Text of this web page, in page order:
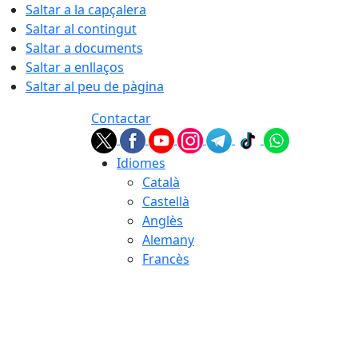
Saltar a la capçalera
Saltar al contingut
Saltar a documents
Saltar a enllaços
Saltar al peu de pàgina
Contactar
Idiomes
Català
Castellà
Anglès
Alemany
Francès